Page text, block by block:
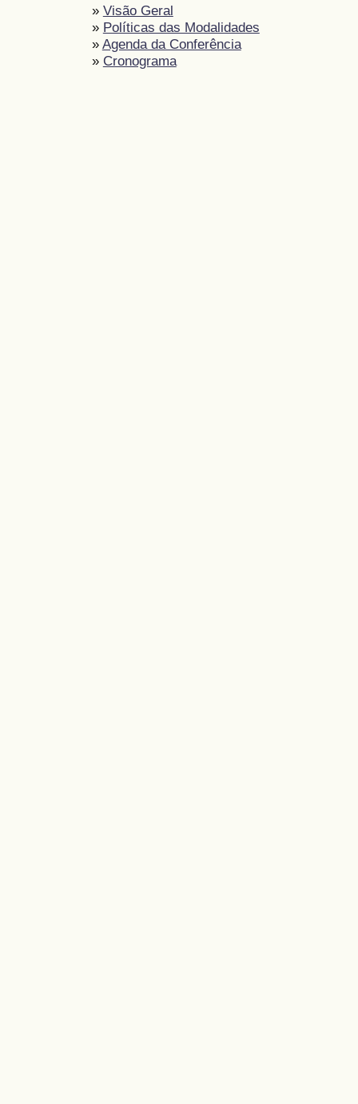
» Visão Geral
» Políticas das Modalidades
» Agenda da Conferência
» Cronograma